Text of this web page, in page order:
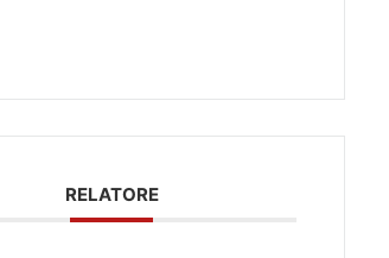
RELATORE